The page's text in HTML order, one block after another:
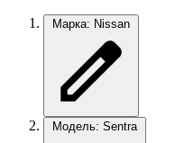
Марка: Nissan
Модель: Sentra